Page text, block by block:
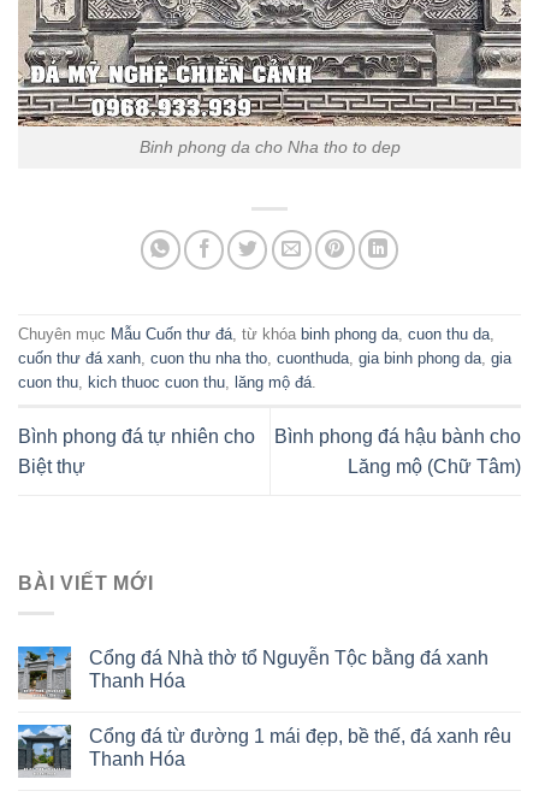
Binh phong da cho Nha tho to dep
Chuyên mục Mẫu Cuốn thư đá, từ khóa binh phong da, cuon thu da,
cuốn thư đá xanh, cuon thu nha tho, cuonthuda, gia binh phong da, gia
cuon thu, kich thuoc cuon thu, lăng mộ đá.
Bình phong đá tự nhiên cho
Biệt thự
Bình phong đá hậu bành cho
Lăng mộ (Chữ Tâm)
BÀI VIẾT MỚI
Cổng đá Nhà thờ tổ Nguyễn Tộc bằng đá xanh
Thanh Hóa
Cổng đá từ đường 1 mái đẹp, bề thế, đá xanh rêu
Thanh Hóa